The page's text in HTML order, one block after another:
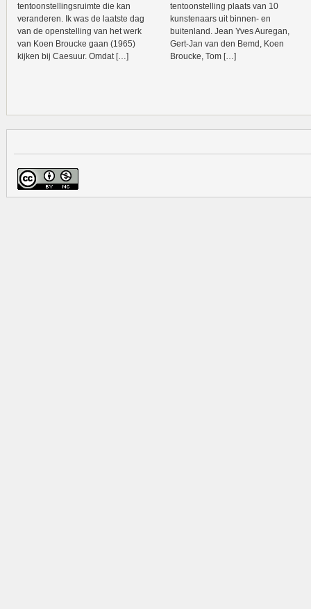
tentoonstellingsruimte die kan
veranderen. Ik was de laatste dag
van de openstelling van het werk
van Koen Broucke gaan (1965)
kijken bij Caesuur. Omdat […]
tentoonstelling plaats van 10
kunstenaars uit binnen- en
buitenland. Jean Yves Auregan,
Gert-Jan van den Bemd, Koen
Broucke, Tom […]